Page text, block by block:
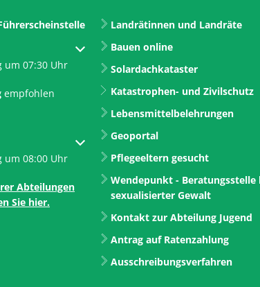
oder Schließzeiten auszublenden
um 07:30 Uhr
empfohlen
oder Schließzeiten auszublenden
um 08:00 Uhr
Abteilungen
Sie hier.
Landrätinnen und Landräte
Bauen online
Solardachkataster
Katastrophen- und Zivilschutz
Lebensmittelbelehrungen
Geoportal
Pflegeeltern gesucht
Wendepunkt - Beratungsstelle
sexualisierter Gewalt
Kontakt zur Abteilung Jugend
Antrag auf Ratenzahlung
Ausschreibungsverfahren